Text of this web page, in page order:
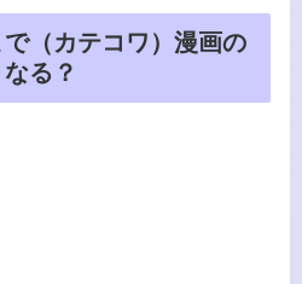
（カテコワ）漫画の
る？